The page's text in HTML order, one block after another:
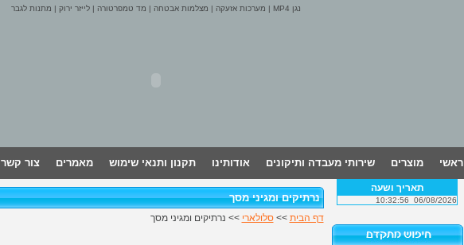
נגן MP4 | מערכות אזעקה | מצלמות אבטחה | מד טמפרטורה | לייזר ירוק | מתנות לגבר
ראשי מוצרים שירותי מעבדה ותיקונים אודותינו תקנון ותנאי שימוש מאמרים צור קשר
תאריך ושעה
06/08/2026
10:32:56 נרתיקים ומגיני מסך
דף הבית >>סלולארי >> נרתיקים ומגיני מסך